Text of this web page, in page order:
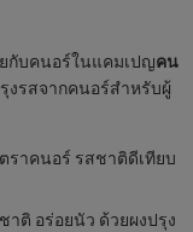
กับคนอร์ในแคมเปญคน
รสจากคนอร์สำหรับผู้
ราคนอร์ รสชาติดีเทียบ
าติ อร่อยนัว ด้วยผงปรุง